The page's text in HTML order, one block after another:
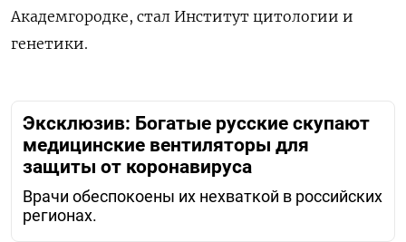
Академгородке, стал Институт цитологии и
генетики.
Эксклюзив: Богатые русские скупают
медицинские вентиляторы для
защиты от коронавируса
Врачи обеспокоены их нехваткой в российских
регионах.